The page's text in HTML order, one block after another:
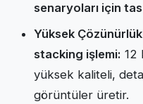
senaryoları için
Yüksek
stacking işlemi: 12
yüksek kaliteli,
görüntüler üretir.